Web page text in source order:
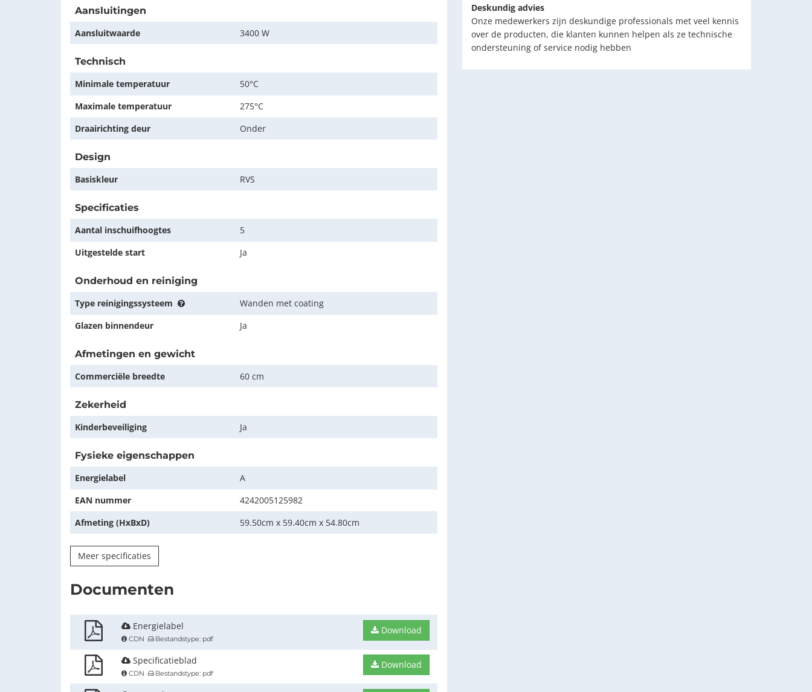
Aansluitingen
Aansluitwaarde
3400 W
Technisch
Minimale temperatuur
50°C
Maximale temperatuur
275°C
Draairichting deur
Onder
Design
Basiskleur
RVS
Specificaties
Aantal inschuifhoogtes
5
Uitgestelde start
Ja
Onderhoud en reiniging
Type reinigingssysteem
Wanden met coating
Glazen binnendeur
Ja
Afmetingen en gewicht
Commerciële breedte
60 cm
Zekerheid
Kinderbeveiliging
Ja
Fysieke eigenschappen
Energielabel
A
EAN nummer
4242005125982
Afmeting (HxBxD)
59.50cm x 59.40cm x 54.80cm
Meer specificaties
Documenten
Energielabel
CDN Bestandstype: pdf
Download
Specificatieblad
CDN Bestandstype: pdf
Download
Deskundig advies
Onze medewerkers zijn deskundige professionals met veel kennis
over de producten, die klanten kunnen helpen als ze technische
ondersteuning of service nodig hebben